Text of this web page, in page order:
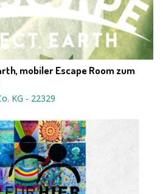
mobiler Escape Room zum
KG - 22329